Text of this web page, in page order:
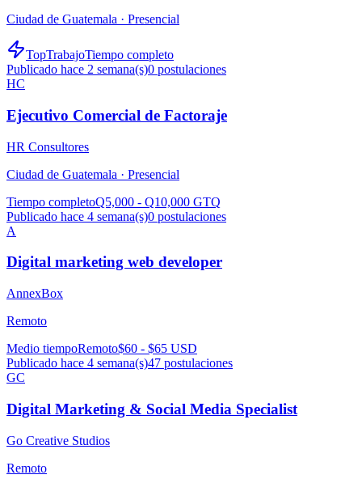
Ciudad de Guatemala · Presencial
TopTrabajoTiempo completo
Publicado hace 2 semana(s)0 postulaciones
HC
Ejecutivo Comercial de Factoraje
HR Consultores
Ciudad de Guatemala · Presencial
Tiempo completoQ5,000 - Q10,000 GTQ
Publicado hace 4 semana(s)0 postulaciones
A
Digital marketing web developer
AnnexBox
Remoto
Medio tiempoRemoto$60 - $65 USD
Publicado hace 4 semana(s)47 postulaciones
GC
Digital Marketing & Social Media Specialist
Go Creative Studios
Remoto